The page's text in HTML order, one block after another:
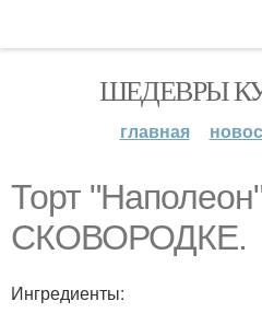
ШЕДЕВРЫ
главная
Торт
СКОВОРОДКЕ.
Ингредиенты: